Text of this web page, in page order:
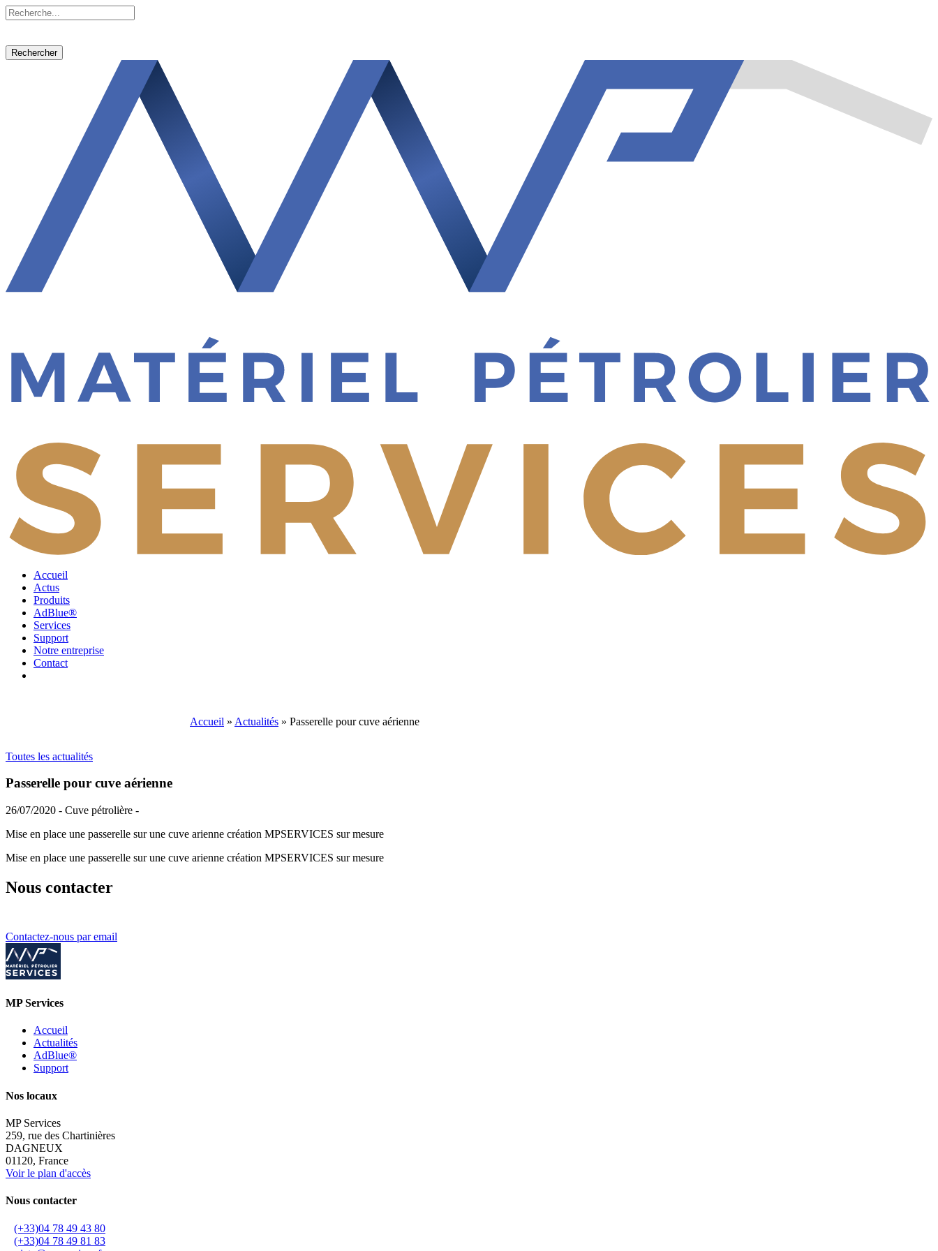
Rechercher
Accueil
Actus
Produits
AdBlue®
Services
Support
Notre entreprise
Contact
Accueil » Actualités » Passerelle pour cuve aérienne
Toutes les actualités
Passerelle pour cuve aérienne
26/07/2020 - Cuve pétrolière -
Mise en place une passerelle sur une cuve arienne création MPSERVICES sur mesure
Mise en place une passerelle sur une cuve arienne création MPSERVICES sur mesure
Nous contacter
Contactez-nous par email
MP Services
Accueil
Actualités
AdBlue®
Support
Nos locaux
MP Services
259, rue des Chartinières
DAGNEUX
01120, France
Voir le plan d'accès
Nous contacter
(+33)04 78 49 43 80
(+33)04 78 49 81 83